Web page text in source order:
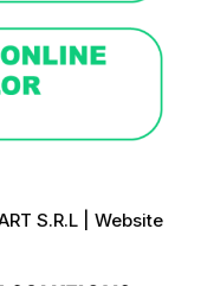
S.R.L | Website